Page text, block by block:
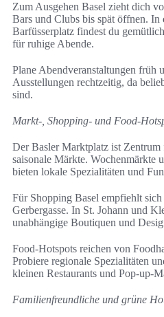
Zum Ausgehen Basel zieht dich
Bars und Clubs bis spät öffnen.
Barfüsserplatz findest du
für ruhige Abende.
Plane Abendveranstaltungen früh
Ausstellungen rechtzeitig, da
sind.
Markt-, Shopping- und Food-
Der Basler Marktplatz ist
saisonale Märkte. Wochenmärkte
bieten lokale Spezialitäten und
Für Shopping Basel empfiehlt
Gerbergasse. In St. Johann und
unabhängige Boutiquen und
Food-Hotspots reichen von
Probiere regionale Spezialitäten
kleinen Restaurants und Pop-up-
Familienfreundliche und grüne